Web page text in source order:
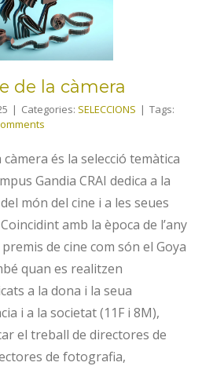
de la
càmera
de la càmera
| Categories: SELECCIONS | Tags:
és la selecció temàtica
Gandia CRAI dedica a la
món del cine i a les seues
amb la època de l’any
de cine com són el Goya
quan es realitzen
a la dona i la seua
i a la societat (11F i 8M),
el treball de directores de
de fotografia,